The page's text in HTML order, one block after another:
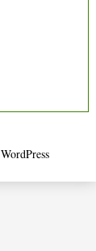
WordPress